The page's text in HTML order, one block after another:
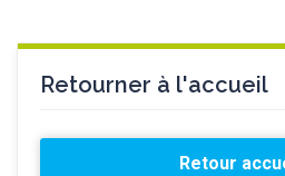
Retourner à l'accueil
Retour